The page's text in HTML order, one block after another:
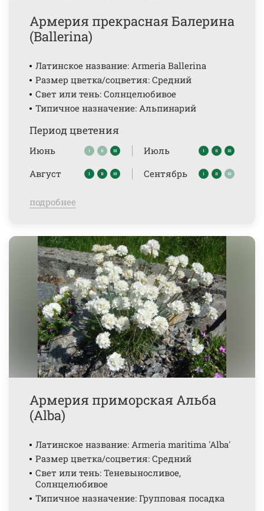
Армерия прекрасная Балерина
(Ballerina)
Латинское название: Armeria Ballerina
Размер цветка/соцветия: Средний
Свет или тень: Солнцелюбивое
Типичное назначение: Альпинарий
Период цветения
Июнь
Июль
Август
Сентябрь
подробнее
Армерия приморская Альба
(Alba)
Латинское название: Armeria maritima 'Alba'
Размер цветка/соцветия: Средний
Свет или тень: Теневыносливое,
Солнцелюбивое
Типичное назначение: Групповая посадка